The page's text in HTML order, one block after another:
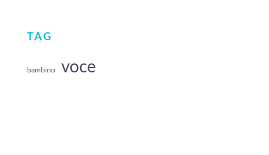
TAG
bambino voce